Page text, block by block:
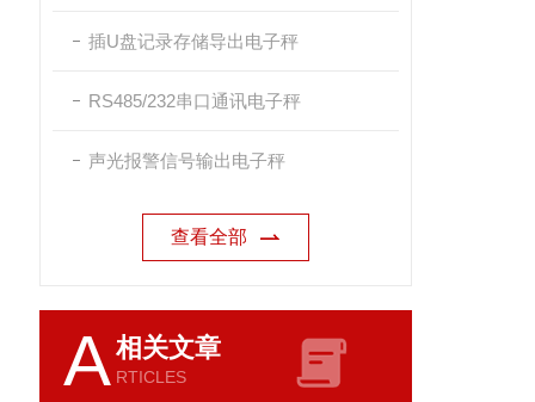
插U盘记录存储导出电子秤
RS485/232串口通讯电子秤
声光报警信号输出电子秤
查看全部
A相关文章
RTICLES